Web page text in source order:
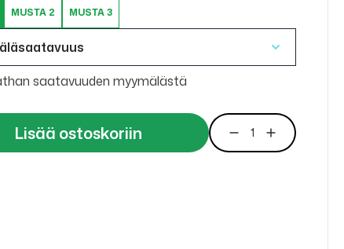
MUSTA 2 MUSTA 3
saatavuuden myymälästä
Lisää ostoskoriin